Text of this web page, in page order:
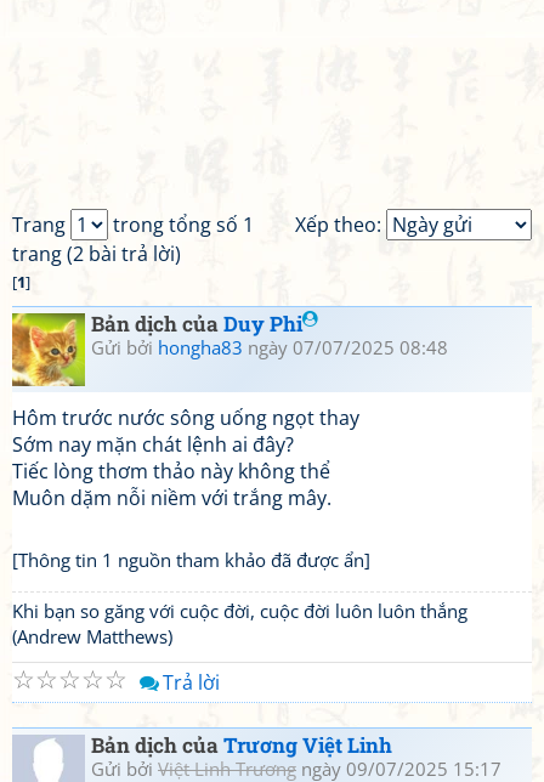
Xếp theo:
Trang
trong tổng số 1
trang (2 bài trả lời)
[1]
Bản dịch củaDuy Phi
Gửi bởi hongha83 ngày 07/07/2025 08:48
Hôm trước nước sông uống ngọt thay
Sớm nay mặn chát lệnh ai đây?
Tiếc lòng thơm thảo này không thể
Muôn dặm nỗi niềm với trắng mây.
[Thông tin 1 nguồn tham khảo đã được ẩn]
Khi bạn so găng với cuộc đời, cuộc đời luôn luôn thắng
(Andrew Matthews)
☆
☆
☆
☆
☆ Trả lời
Bản dịch củaTrương Việt Linh
Gửi bởi Việt Linh Trương ngày 09/07/2025 15:17